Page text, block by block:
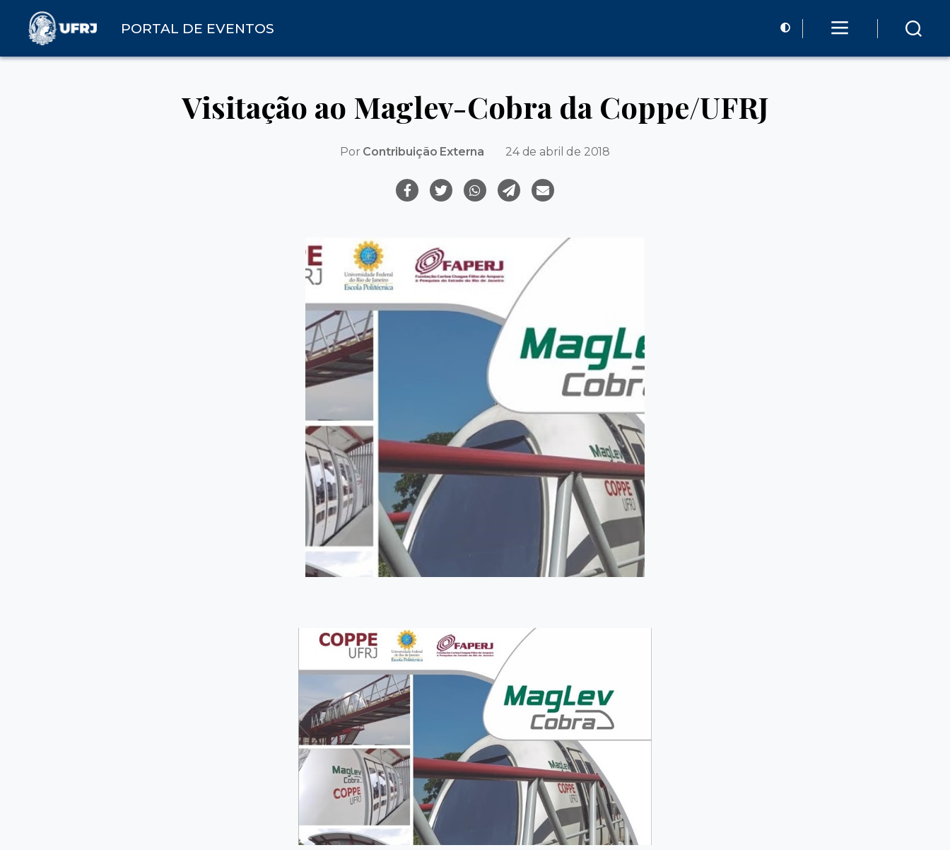
PORTAL DE EVENTOS
Visitação ao Maglev-Cobra da Coppe/UFRJ
Por Contribuição Externa 24 de abril de 2018